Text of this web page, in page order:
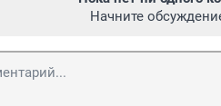
Начните